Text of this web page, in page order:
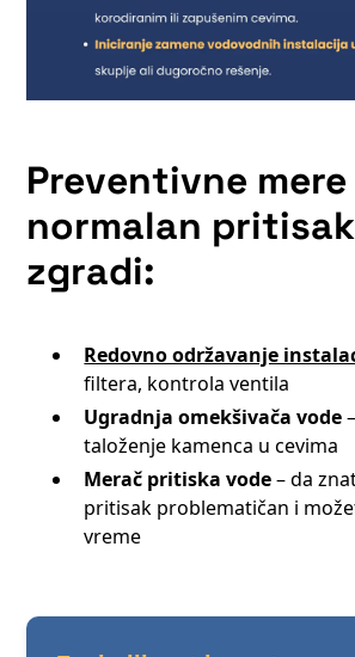
Preventivne mere
normalan
zgradi:
Redovno održavanje
filtera, kontrola ventila
Ugradnja omekšivača vode
taloženje kamenca u cevima
Merač pritiska vode– da
pritisak problematičan i
vreme